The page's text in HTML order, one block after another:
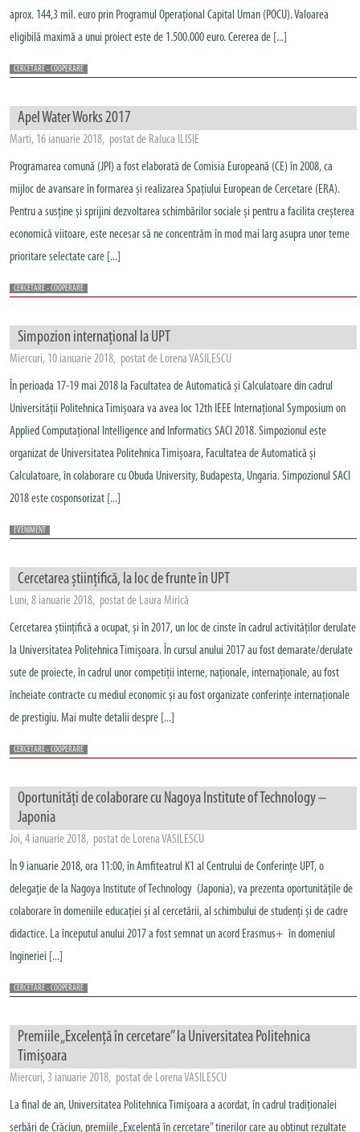
aprox. 144,3 mil. euro prin Programul Operaţional Capital Uman (POCU). Valoarea
eligibilă maximă a unui proiect este de 1.500.000 euro. Cererea de [...]
CERCETARE - COOPERARE
Apel Water Works 2017
Marti, 16 ianuarie 2018, postat de Raluca ILISIE
Programarea comună (JPI) a fost elaborată de Comisia Europeană (CE) în 2008, ca
mijloc de avansare în formarea și realizarea Spațiului European de Cercetare (ERA).
Pentru a susține și sprijini dezvoltarea schimbărilor sociale și pentru a facilita creșterea
economică viitoare, este necesar să ne concentrăm în mod mai larg asupra unor teme
prioritare selectate care [...]
CERCETARE - COOPERARE
Simpozion internațional la UPT
Miercuri, 10 ianuarie 2018, postat de Lorena VASILESCU
În perioada 17-19 mai 2018 la Facultatea de Automatică și Calculatoare din cadrul
Universității Politehnica Timișoara va avea loc 12th IEEE Internațional Symposium on
Applied Computațional Intelligence and Informatics SACI 2018. Simpozionul este
organizat de Universitatea Politehnica Timișoara, Facultatea de Automatică și
Calculatoare, în colaborare cu Obuda University, Budapesta, Ungaria. Simpozionul SACI
2018 este cosponsorizat [...]
EVENIMENT
Cercetarea științifică, la loc de frunte în UPT
Luni, 8 ianuarie 2018, postat de Laura Mirică
Cercetarea științifică a ocupat, și în 2017, un loc de cinste în cadrul activităților derulate
la Universitatea Politehnica Timișoara. În cursul anului 2017 au fost demarate/derulate
sute de proiecte, în cadrul unor competiții interne, naționale, internaționale, au fost
încheiate contracte cu mediul economic și au fost organizate conferințe internaționale
de prestigiu. Mai multe detalii despre [...]
CERCETARE - COOPERARE
Oportunități de colaborare cu Nagoya Institute of Technology –
Japonia
Joi, 4 ianuarie 2018, postat de Lorena VASILESCU
În 9 ianuarie 2018, ora 11:00, în Amfiteatrul K1 al Centrului de Conferințe UPT, o
delegație de la Nagoya Institute of Technology (Japonia), va prezenta oportunitățile de
colaborare în domeniile educației și al cercetării, al schimbului de studenți și de cadre
didactice. La începutul anului 2017 a fost semnat un acord Erasmus+ în domeniul
Ingineriei [...]
CERCETARE - COOPERARE
Premiile „Excelență în cercetare” la Universitatea Politehnica
Timișoara
Miercuri, 3 ianuarie 2018, postat de Lorena VASILESCU
La final de an, Universitatea Politehnica Timișoara a acordat, în cadrul tradiționalei
serbări de Crăciun, premiile „Excelență în cercetare” tinerilor care au obținut rezultate